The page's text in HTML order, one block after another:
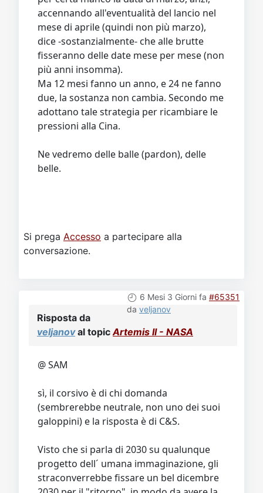
accennando all'eventualità del lancio nel
mese di aprile (quindi non più marzo),
dice -sostanzialmente- che alle brutte
fisseranno delle date mese per mese (non
più anni insomma).
Ma 12 mesi fanno un anno, e 24 ne fanno
due, la sostanza non cambia. Secondo me
adottano tale strategia per ricambiare le
pressioni alla Cina.
Ne vedremo delle balle (pardon), delle
belle.
Si prega Accesso a partecipare alla
conversazione.
6 Mesi 3 Giorni fa #65351
da veljanov
Risposta da
veljanoval topic Artemis II - NASA
@ SAM
sì, il corsivo è di chi domanda
(sembrerebbe neutrale, non uno dei suoi
galoppini) e la risposta è di C&S.
Visto che si parla di 2030 su qualunque
progetto dell´ umana immaginazione, gli
straconverrebbe fissare un bel dicembre